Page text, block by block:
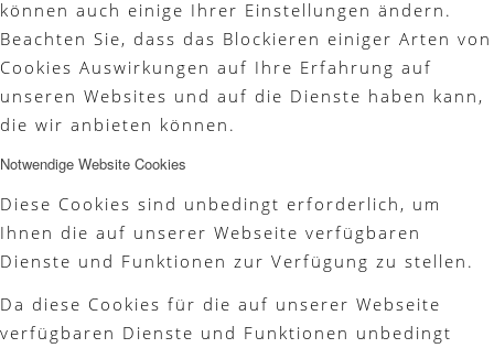
Platzreife
Golfregeln
können auch einige Ihrer Einstellungen ändern.
Beachten Sie, dass das Blockieren einiger Arten von
Cookies Auswirkungen auf Ihre Erfahrung auf
unseren Websites und auf die Dienste haben kann,
die wir anbieten können.
Notwendige Website Cookies
Diese Cookies sind unbedingt erforderlich, um
Ihnen die auf unserer Webseite verfügbaren
Dienste und Funktionen zur Verfügung zu stellen.
Da diese Cookies für die auf unserer Webseite
verfügbaren Dienste und Funktionen unbedingt